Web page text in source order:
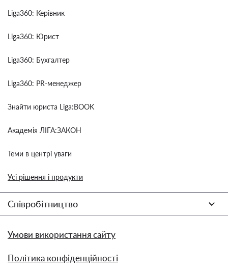
Liga360: Керівник
Liga360: Юрист
Liga360: Бухгалтер
Liga360: PR-менеджер
Знайти юриста Liga:BOOK
Академія ЛІГА:ЗАКОН
Теми в центрі уваги
Усі рішення і продукти
Співробітництво
Умови використання сайту
Політика конфіденційності